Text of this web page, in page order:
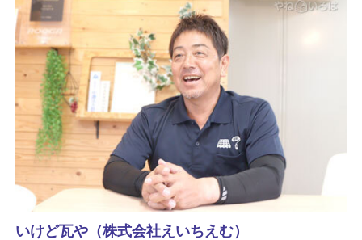
いけど瓦や（株式会社えいちえむ）